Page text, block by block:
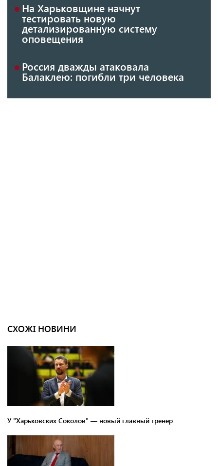
На Харьковщине начнут
тестировать новую
детализированную систему
оповещения
Россия дважды атаковала
Балаклею: погибли три человека
СХОЖІ НОВИНИ
У "Харьковских Соколов" — новый главный тренер